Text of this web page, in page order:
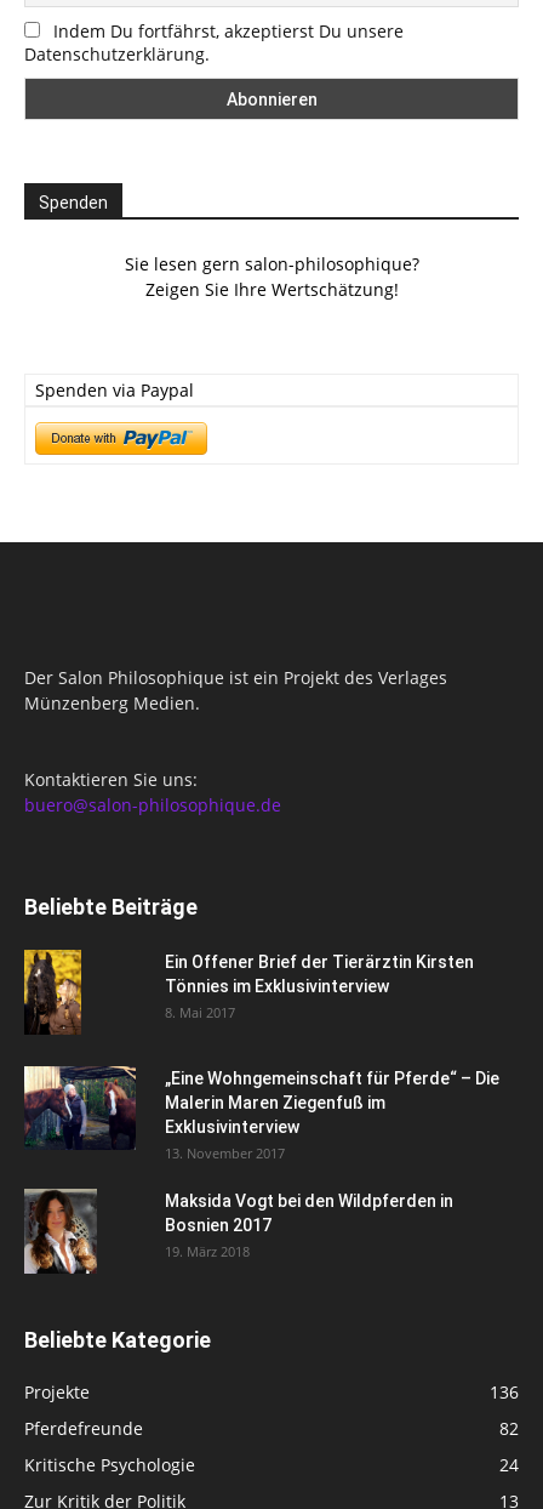
Indem Du fortfährst, akzeptierst Du unsere
Datenschutzerklärung.
Spenden
Sie lesen gern salon-philosophique?
Zeigen Sie Ihre Wertschätzung!
Spenden via Paypal
Der Salon Philosophique ist ein Projekt des Verlages
Münzenberg Medien.
Kontaktieren Sie uns:
buero@salon-philosophique.de
Beliebte Beiträge
Ein Offener Brief der Tierärztin Kirsten
Tönnies im Exklusivinterview
8. Mai 2017
„Eine Wohngemeinschaft für Pferde“ – Die
Malerin Maren Ziegenfuß im
Exklusivinterview
13. November 2017
Maksida Vogt bei den Wildpferden in
Bosnien 2017
19. März 2018
Beliebte Kategorie
Projekte
136
Pferdefreunde
82
Kritische Psychologie
24
Zur Kritik der Politik
13